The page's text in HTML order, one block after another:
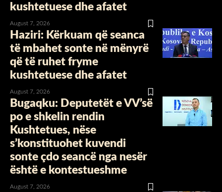
kushtetuese dhe afatet
August 7, 2026
Haziri: Kërkuam që seanca
të mbahet sonte në mënyrë
që të ruhet fryme
kushtetuese dhe afatet
August 7, 2026
Bugaqku: Deputetët e VV’së
po e shkelin rendin
Kushtetues, nëse
s’konstituohet kuvendi
sonte çdo seancë nga nesër
është e kontestueshme
August 7, 2026